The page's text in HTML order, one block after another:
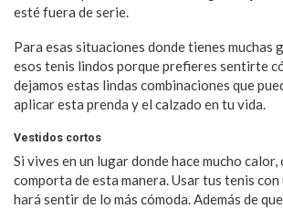
esté fuera de serie.
Para esas situaciones donde tienes muchas
esos tenis lindos porque prefieres sentirte
dejamos estas lindas combinaciones que
aplicar esta prenda y el calzado en tu vida.
Vestidos cortos
Si vives en un lugar donde hace mucho calor,
comporta de esta manera. Usar tus tenis
hará sentir de lo más cómoda. Además de